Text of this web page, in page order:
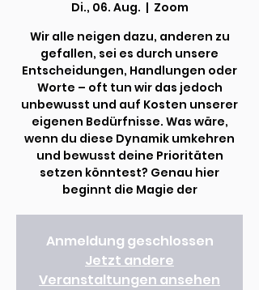
Di., 06. Aug.
  |
Zoom
Wir alle neigen dazu, anderen zu
gefallen, sei es durch unsere
Entscheidungen, Handlungen oder
Worte – oft tun wir das jedoch
unbewusst und auf Kosten unserer
eigenen Bedürfnisse. Was wäre,
wenn du diese Dynamik umkehren
und bewusst deine Prioritäten
setzen könntest? Genau hier
beginnt die Magie der
Anmeldung geschlossen
Jetzt andere
Veranstaltungen ansehen